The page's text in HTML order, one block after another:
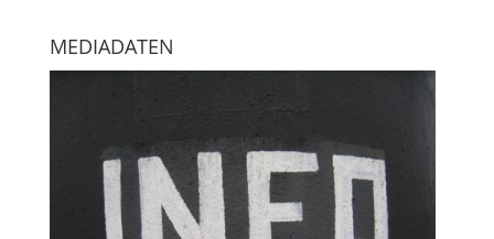
MEDIADATEN